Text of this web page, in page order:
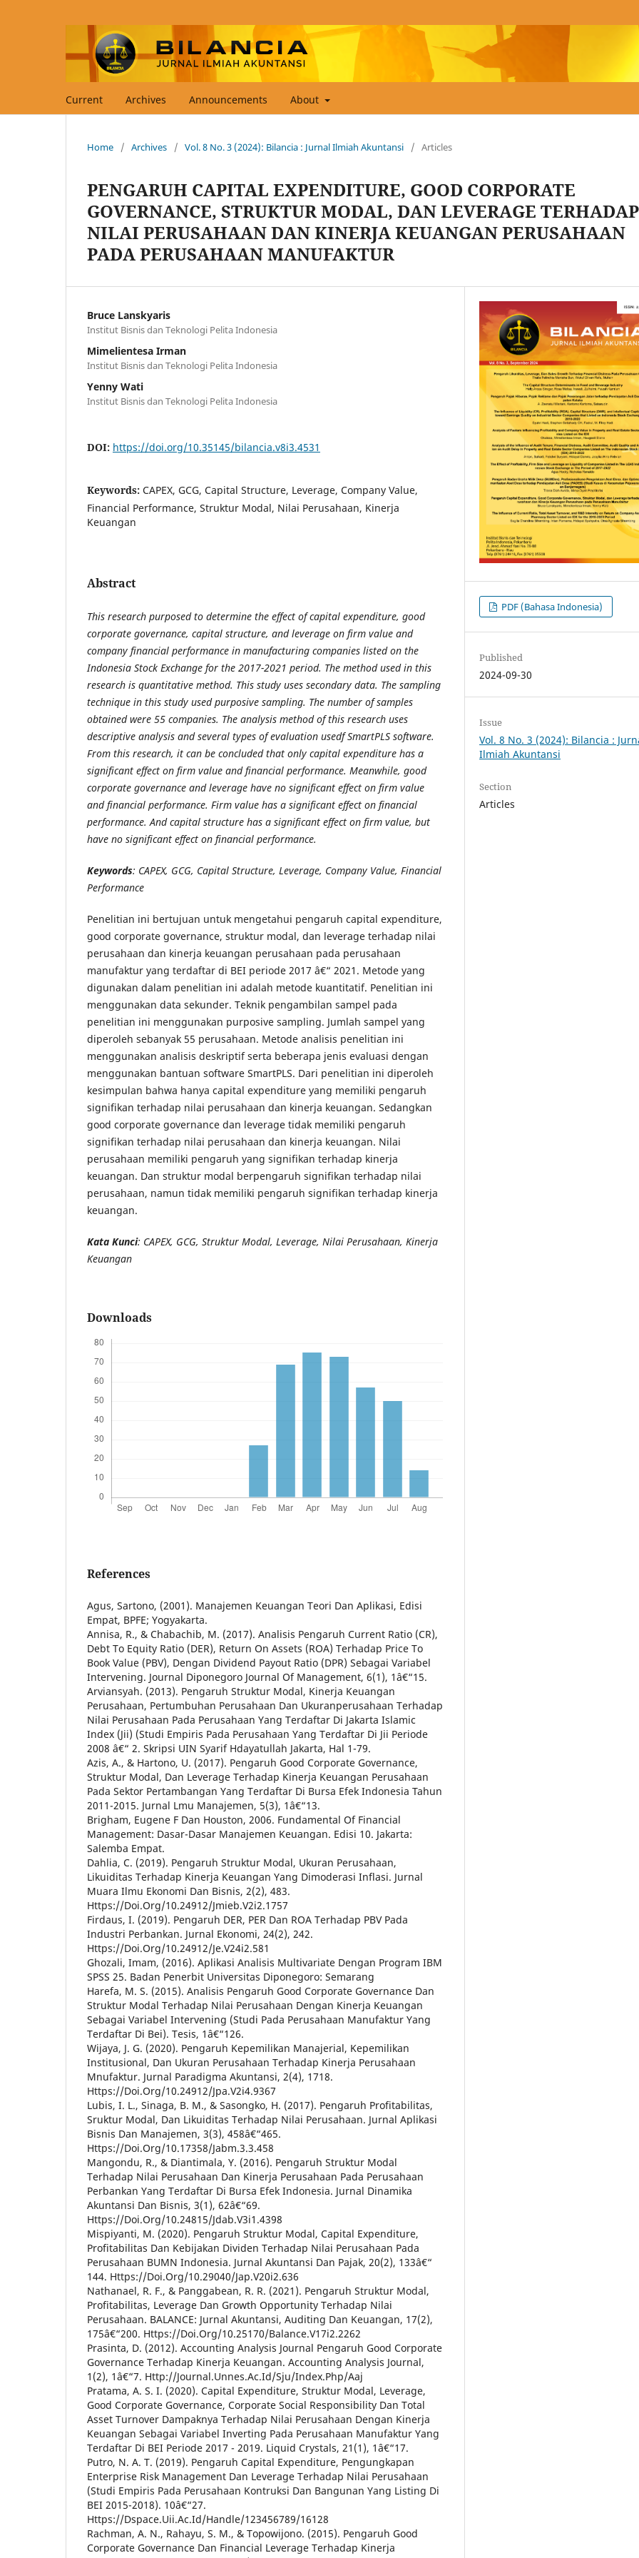
Current Archives Announcements About
Home / Archives / Vol. 8 No. 3 (2024): Bilancia : Jurnal Ilmiah Akuntansi / Articles
PENGARUH CAPITAL EXPENDITURE, GOOD CORPORATE
GOVERNANCE, STRUKTUR MODAL, DAN LEVERAGE TERHADAP
NILAI PERUSAHAAN DAN KINERJA KEUANGAN PERUSAHAAN
PADA PERUSAHAAN MANUFAKTUR
Bruce Lanskyaris
Institut Bisnis dan Teknologi Pelita Indonesia
Mimelientesa Irman
Institut Bisnis dan Teknologi Pelita Indonesia
Yenny Wati
Institut Bisnis dan Teknologi Pelita Indonesia
DOI: https://doi.org/10.35145/bilancia.v8i3.4531
Keywords: CAPEX, GCG, Capital Structure, Leverage, Company Value,
Financial Performance, Struktur Modal, Nilai Perusahaan, Kinerja
Keuangan
Abstract
This research purposed to determine the effect of capital expenditure, good
corporate governance, capital structure, and leverage on firm value and
company financial performance in manufacturing companies listed on the
Indonesia Stock Exchange for the 2017-2021 period. The method used in this
research is quantitative method. This study uses secondary data. The sampling
technique in this study used purposive sampling. The number of samples
obtained were 55 companies. The analysis method of this research uses
descriptive analysis and several types of evaluation usedf SmartPLS software.
From this research, it can be concluded that only capital expenditure has a
significant effect on firm value and financial performance. Meanwhile, good
corporate governance and leverage have no significant effect on firm value
and financial performance. Firm value has a significant effect on financial
performance. And capital structure has a significant effect on firm value, but
have no significant effect on financial performance.
Keywords: CAPEX, GCG, Capital Structure, Leverage, Company Value, Financial
Performance
Penelitian ini bertujuan untuk mengetahui pengaruh capital expenditure,
good corporate governance, struktur modal, dan leverage terhadap nilai
perusahaan dan kinerja keuangan perusahaan pada perusahaan
manufaktur yang terdaftar di BEI periode 2017 â€“ 2021. Metode yang
digunakan dalam penelitian ini adalah metode kuantitatif. Penelitian ini
menggunakan data sekunder. Teknik pengambilan sampel pada
penelitian ini menggunakan purposive sampling. Jumlah sampel yang
diperoleh sebanyak 55 perusahaan. Metode analisis penelitian ini
menggunakan analisis deskriptif serta beberapa jenis evaluasi dengan
menggunakan bantuan software SmartPLS. Dari penelitian ini diperoleh
kesimpulan bahwa hanya capital expenditure yang memiliki pengaruh
signifikan terhadap nilai perusahaan dan kinerja keuangan. Sedangkan
good corporate governance dan leverage tidak memiliki pengaruh
signifikan terhadap nilai perusahaan dan kinerja keuangan. Nilai
perusahaan memiliki pengaruh yang signifikan terhadap kinerja
keuangan. Dan struktur modal berpengaruh signifikan terhadap nilai
perusahaan, namun tidak memiliki pengaruh signifikan terhadap kinerja
keuangan.
Kata Kunci: CAPEX, GCG, Struktur Modal, Leverage, Nilai Perusahaan, Kinerja
Keuangan
Downloads
References
Agus, Sartono, (2001). Manajemen Keuangan Teori Dan Aplikasi, Edisi
Empat, BPFE; Yogyakarta.
Annisa, R., & Chabachib, M. (2017). Analisis Pengaruh Current Ratio (CR),
Debt To Equity Ratio (DER), Return On Assets (ROA) Terhadap Price To
Book Value (PBV), Dengan Dividend Payout Ratio (DPR) Sebagai Variabel
Intervening. Journal Diponegoro Journal Of Management, 6(1), 1â€“15.
Arviansyah. (2013). Pengaruh Struktur Modal, Kinerja Keuangan
Perusahaan, Pertumbuhan Perusahaan Dan Ukuranperusahaan Terhadap
Nilai Perusahaan Pada Perusahaan Yang Terdaftar Di Jakarta Islamic
Index (Jii) (Studi Empiris Pada Perusahaan Yang Terdaftar Di Jii Periode
2008 â€“ 2. Skripsi UIN Syarif Hdayatullah Jakarta, Hal 1-79.
Azis, A., & Hartono, U. (2017). Pengaruh Good Corporate Governance,
Struktur Modal, Dan Leverage Terhadap Kinerja Keuangan Perusahaan
Pada Sektor Pertambangan Yang Terdaftar Di Bursa Efek Indonesia Tahun
2011-2015. Jurnal Lmu Manajemen, 5(3), 1â€“13.
Brigham, Eugene F Dan Houston, 2006. Fundamental Of Financial
Management: Dasar-Dasar Manajemen Keuangan. Edisi 10. Jakarta:
Salemba Empat.
Dahlia, C. (2019). Pengaruh Struktur Modal, Ukuran Perusahaan,
Likuiditas Terhadap Kinerja Keuangan Yang Dimoderasi Inflasi. Jurnal
Muara Ilmu Ekonomi Dan Bisnis, 2(2), 483.
Https://Doi.Org/10.24912/Jmieb.V2i2.1757
Firdaus, I. (2019). Pengaruh DER, PER Dan ROA Terhadap PBV Pada
Industri Perbankan. Jurnal Ekonomi, 24(2), 242.
Https://Doi.Org/10.24912/Je.V24i2.581
Ghozali, Imam, (2016). Aplikasi Analisis Multivariate Dengan Program IBM
SPSS 25. Badan Penerbit Universitas Diponegoro: Semarang
Harefa, M. S. (2015). Analisis Pengaruh Good Corporate Governance Dan
Struktur Modal Terhadap Nilai Perusahaan Dengan Kinerja Keuangan
Sebagai Variabel Intervening (Studi Pada Perusahaan Manufaktur Yang
Terdaftar Di Bei). Tesis, 1â€“126.
Wijaya, J. G. (2020). Pengaruh Kepemilikan Manajerial, Kepemilikan
Institusional, Dan Ukuran Perusahaan Terhadap Kinerja Perusahaan
Mnufaktur. Jurnal Paradigma Akuntansi, 2(4), 1718.
Https://Doi.Org/10.24912/Jpa.V2i4.9367
Lubis, I. L., Sinaga, B. M., & Sasongko, H. (2017). Pengaruh Profitabilitas,
Sruktur Modal, Dan Likuiditas Terhadap Nilai Perusahaan. Jurnal Aplikasi
Bisnis Dan Manajemen, 3(3), 458â€“465.
Https://Doi.Org/10.17358/Jabm.3.3.458
Mangondu, R., & Diantimala, Y. (2016). Pengaruh Struktur Modal
Terhadap Nilai Perusahaan Dan Kinerja Perusahaan Pada Perusahaan
Perbankan Yang Terdaftar Di Bursa Efek Indonesia. Jurnal Dinamika
Akuntansi Dan Bisnis, 3(1), 62â€“69.
Https://Doi.Org/10.24815/Jdab.V3i1.4398
Mispiyanti, M. (2020). Pengaruh Struktur Modal, Capital Expenditure,
Profitabilitas Dan Kebijakan Dividen Terhadap Nilai Perusahaan Pada
Perusahaan BUMN Indonesia. Jurnal Akuntansi Dan Pajak, 20(2), 133â€“
144. Https://Doi.Org/10.29040/Jap.V20i2.636
Nathanael, R. F., & Panggabean, R. R. (2021). Pengaruh Struktur Modal,
Profitabilitas, Leverage Dan Growth Opportunity Terhadap Nilai
Perusahaan. BALANCE: Jurnal Akuntansi, Auditing Dan Keuangan, 17(2),
175â€“200. Https://Doi.Org/10.25170/Balance.V17i2.2262
Prasinta, D. (2012). Accounting Analysis Journal Pengaruh Good Corporate
Governance Terhadap Kinerja Keuangan. Accounting Analysis Journal,
1(2), 1â€“7. Http://Journal.Unnes.Ac.Id/Sju/Index.Php/Aaj
Pratama, A. S. I. (2020). Capital Expenditure, Struktur Modal, Leverage,
Good Corporate Governance, Corporate Social Responsibility Dan Total
Asset Turnover Dampaknya Terhadap Nilai Perusahaan Dengan Kinerja
Keuangan Sebagai Variabel Inverting Pada Perusahaan Manufaktur Yang
Terdaftar Di BEI Periode 2017 - 2019. Liquid Crystals, 21(1), 1â€“17.
Putro, N. A. T. (2019). Pengaruh Capital Expenditure, Pengungkapan
Enterprise Risk Management Dan Leverage Terhadap Nilai Perusahaan
(Studi Empiris Pada Perusahaan Kontruksi Dan Bangunan Yang Listing Di
BEI 2015-2018). 10â€“27.
Https://Dspace.Uii.Ac.Id/Handle/123456789/16128
Rachman, A. N., Rahayu, S. M., & Topowijono. (2015). Pengaruh Good
Corporate Governance Dan Financial Leverage Terhadap Kinerja
PDF (Bahasa Indonesia)
Published
2024-09-30
Issue
Vol. 8 No. 3 (2024): Bilancia :
Ilmiah Akuntansi
Section
Articles